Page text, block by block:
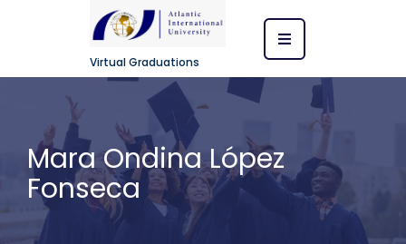
Virtual Graduations
Mara Ondina López
Fonseca